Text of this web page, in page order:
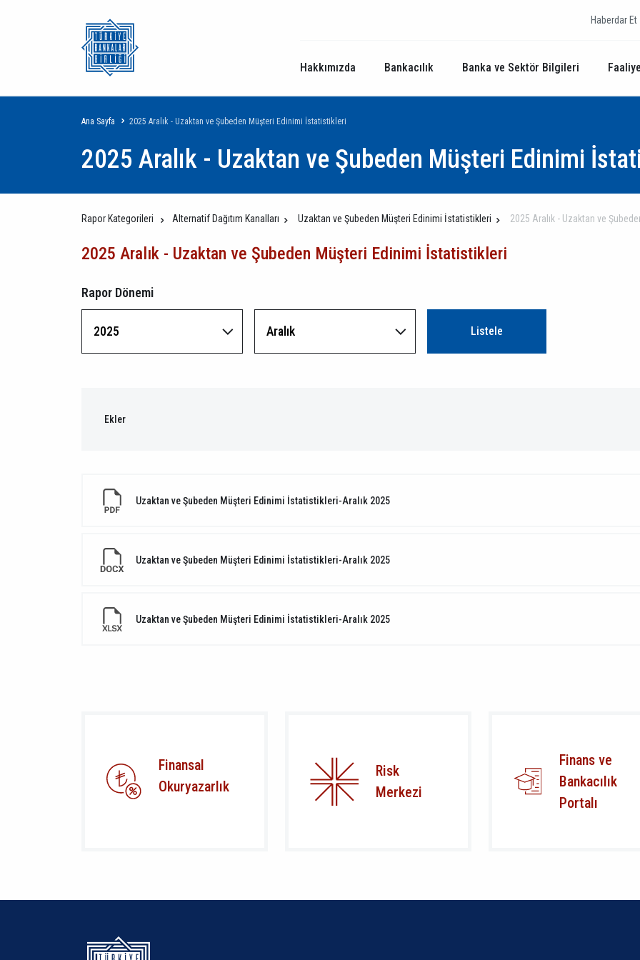
Haberdar Et
Hakkımızda Bankacılık Banka ve Sektör Bilgileri
Sayfa
yolu
Ana Sayfa 2025 Aralık - Uzaktan ve Şubeden Müşteri Edinimi İstatistikleri
2025 Aralık - Uzaktan ve Şubeden Müşteri Edinimi
Rapor Kategorileri Alternatif Dağıtım Kanalları Uzaktan ve Şubeden Müşteri Edinimi İstatistikleri 2025 Aralık - Uzaktan ve
2025 Aralık - Uzaktan ve Şubeden Müşteri Edinimi İstatistikleri
Rapor Dönemi
Ekler
Uzaktan ve Şubeden Müşteri Edinimi İstatistikleri-Aralık 2025
Uzaktan ve Şubeden Müşteri Edinimi İstatistikleri-Aralık 2025
Uzaktan ve Şubeden Müşteri Edinimi İstatistikleri-Aralık 2025
Finansal
Okuryazarlık
Risk
Merkezi
Finans ve
Bankacılık
Portalı